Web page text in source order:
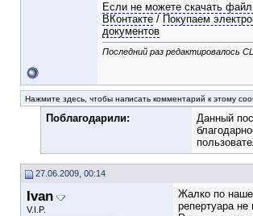
Если не можете скачать
ВКонтакте / Покупаем
документов
Последний раз редактировалось
Нажмите здесь, чтобы написать комментарий к этому
Поблагодарили:
Данный
27.06.2009, 00:14
Ivan
V.I.P.
Жалко по
репертуара не